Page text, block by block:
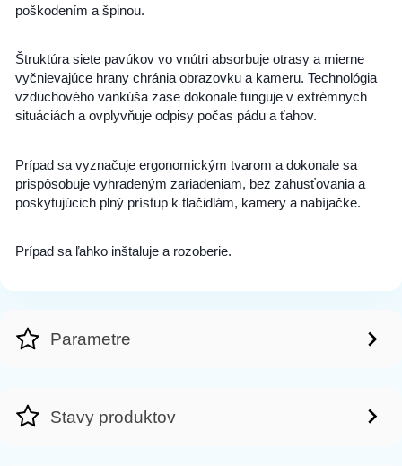
poškodením a špinou.
Štruktúra siete pavúkov vo vnútri absorbuje otrasy a mierne
vyčnievajúce hrany chránia obrazovku a kameru. Technológia
vzduchového vankúša zase dokonale funguje v extrémnych
situáciách a ovplyvňuje odpisy počas pádu a ťahov.
Prípad sa vyznačuje ergonomickým tvarom a dokonale sa
prispôsobuje vyhradeným zariadeniam, bez zahusťovania a
poskytujúcich plný prístup k tlačidlám, kamery a nabíjačke.
Prípad sa ľahko inštaluje a rozoberie.
Parametre
Stavy produktov